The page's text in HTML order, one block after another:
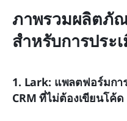
ภาพรวมผลิตภั
สำหรับการประ
1. Lark: แพลตฟอร์มกา
CRM ที่ไม่ต้องเขียนโค้ด